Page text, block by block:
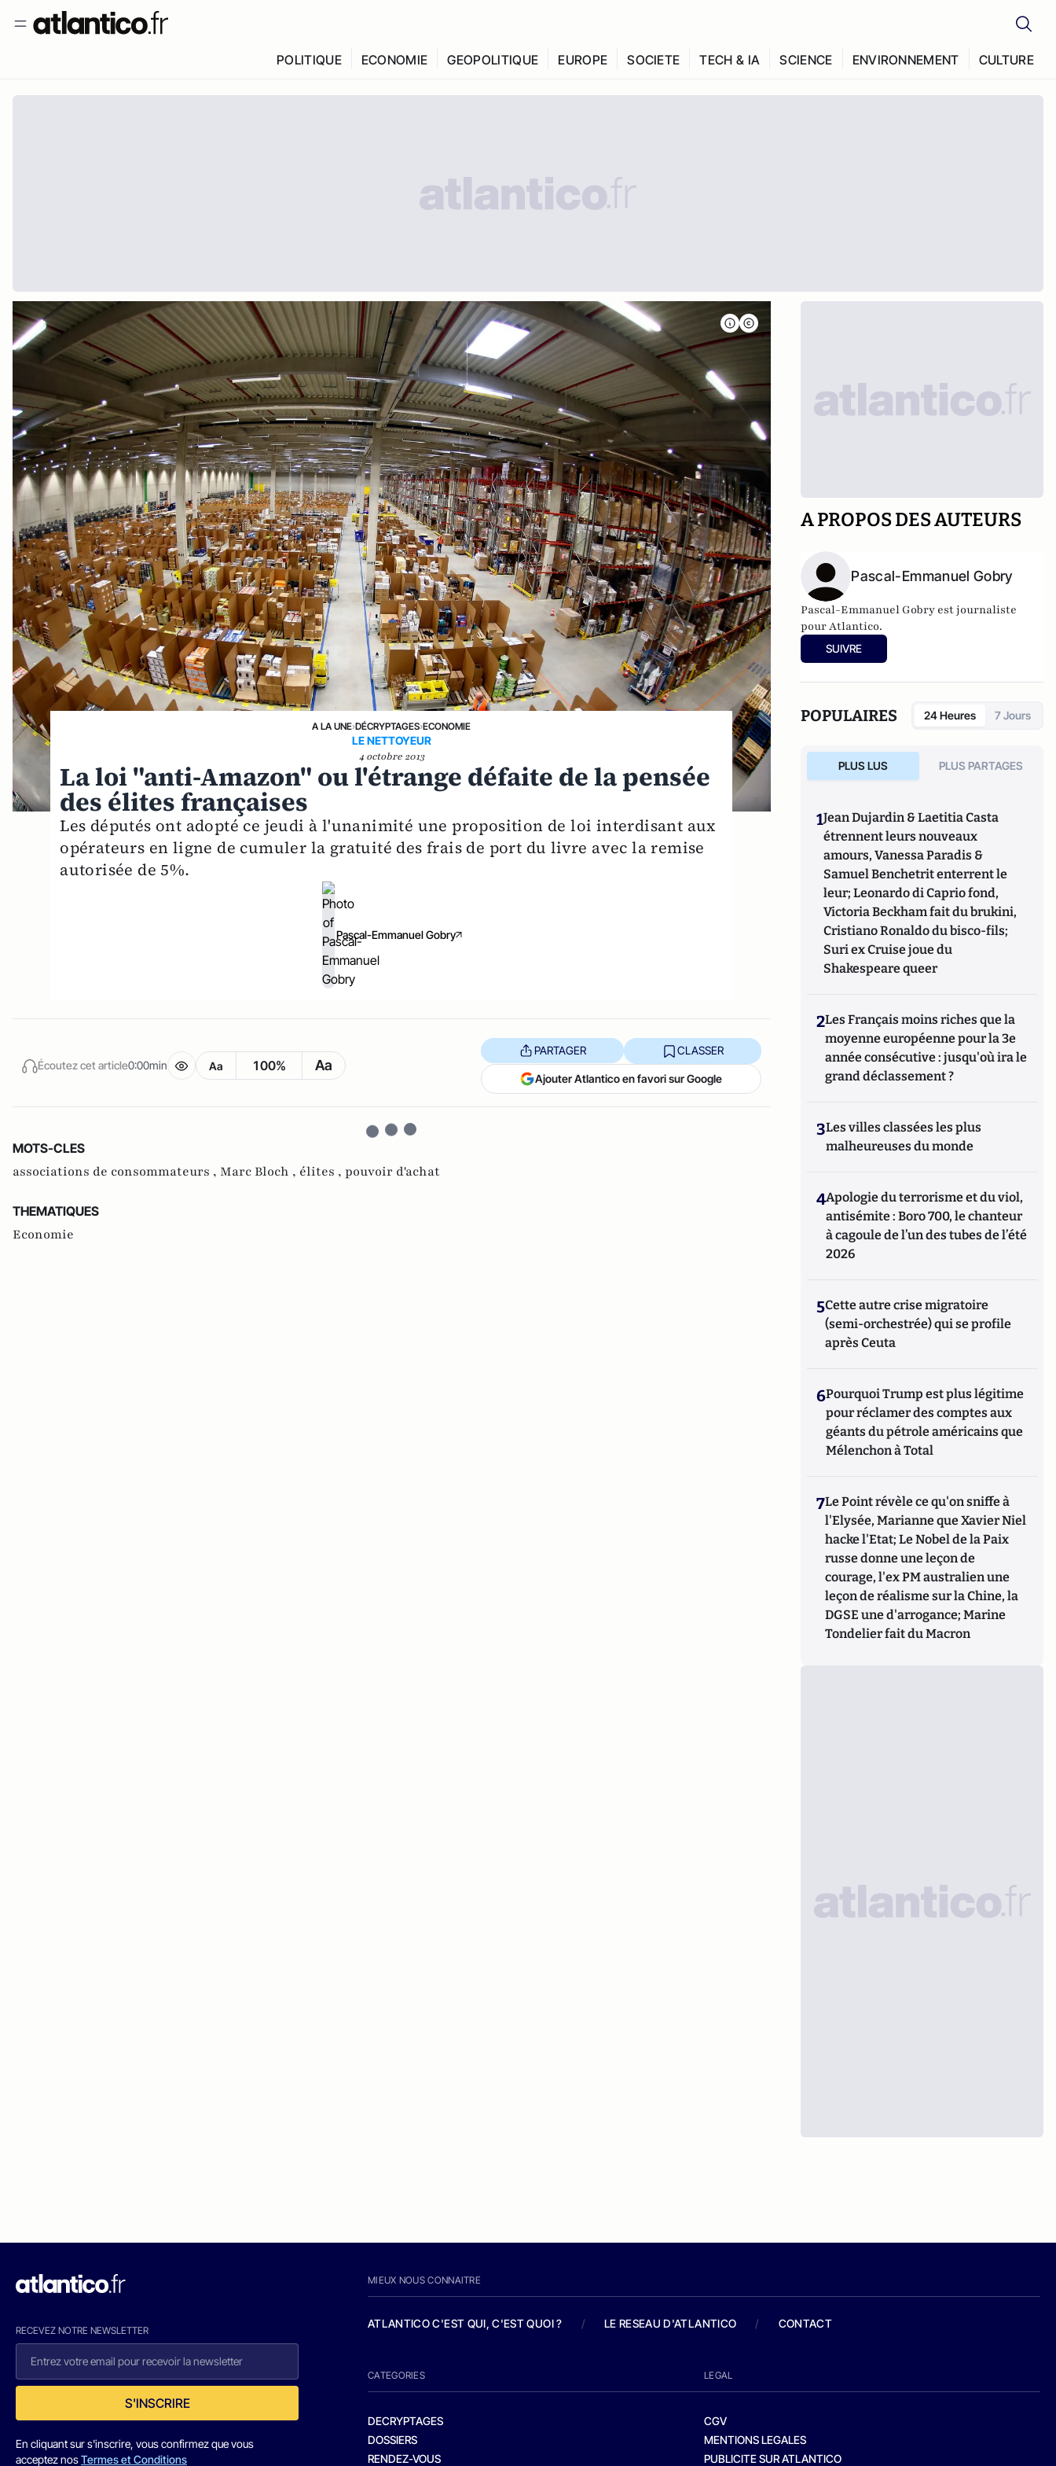
POLITIQUE ECONOMIE GEOPOLITIQUE EUROPE SOCIETE TECH & IA SCIENCE ENVIRONNEMENT CULTURE
A LA UNE›DÉCRYPTAGES›ECONOMIE
LE NETTOYEUR
4 octobre 2013
La loi "anti-Amazon" ou l'étrange défaite de la pensée
des élites françaises
Les députés ont adopté ce jeudi à l'unanimité une proposition de loi interdisant aux
opérateurs en ligne de cumuler la gratuité des frais de port du livre avec la remise
autorisée de 5%.
Pascal-Emmanuel Gobry
Écoutez cet article0:00min Aa 100% Aa
PARTAGER CLASSER
Ajouter Atlantico en favori sur Google
MOTS-CLES
associations de consommateurs , Marc Bloch , élites , pouvoir d'achat
THEMATIQUES
Economie
A PROPOS DES AUTEURS
Pascal-Emmanuel Gobry
Pascal-Emmanuel Gobry est journaliste
pour Atlantico.
SUIVRE
POPULAIRES 24 Heures 7 Jours
PLUS LUS PLUS PARTAGES
1Jean Dujardin & Laetitia Casta
étrennent leurs nouveaux
amours, Vanessa Paradis &
Samuel Benchetrit enterrent le
leur; Leonardo di Caprio fond,
Victoria Beckham fait du brukini,
Cristiano Ronaldo du bisco-fils;
Suri ex Cruise joue du
Shakespeare queer
2Les Français moins riches que la
moyenne européenne pour la 3e
année consécutive : jusqu'où ira le
grand déclassement ?
3Les villes classées les plus
malheureuses du monde
4Apologie du terrorisme et du viol,
antisémite : Boro 700, le chanteur
à cagoule de l’un des tubes de l’été
2026
5Cette autre crise migratoire
(semi-orchestrée) qui se profile
après Ceuta
6Pourquoi Trump est plus légitime
pour réclamer des comptes aux
géants du pétrole américains que
Mélenchon à Total
7Le Point révèle ce qu'on sniffe à
l'Elysée, Marianne que Xavier Niel
hacke l'Etat; Le Nobel de la Paix
russe donne une leçon de
courage, l'ex PM australien une
leçon de réalisme sur la Chine, la
DGSE une d'arrogance; Marine
Tondelier fait du Macron
RECEVEZ NOTRE NEWSLETTER
S'INSCRIRE
En cliquant sur s'inscrire, vous confirmez que vous
acceptez nosTermes et Conditions
MIEUX NOUS CONNAITRE
ATLANTICO C'EST QUI, C'EST QUOI ? / LE RESEAU D'ATLANTICO / CONTACT
CATEGORIES
DECRYPTAGES
DOSSIERS
RENDEZ-VOUS
LEGAL
CGV
MENTIONS LEGALES
PUBLICITE SUR ATLANTICO